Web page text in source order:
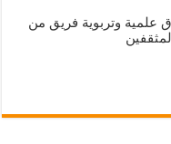
وتربوية فريق من